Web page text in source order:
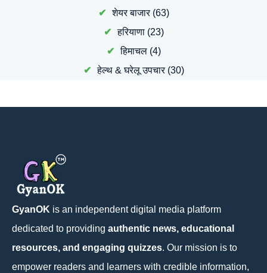
शेयर बाजार(63)
हरियाणा (23)
हिमाचल (4)
हेल्थ & घरेलू उपचार(30)
GyanOK is an independent digital media platform
dedicated to providing authentic news, educational
resources, and engaging quizzes. Our mission is to
empower readers and learners with credible information,